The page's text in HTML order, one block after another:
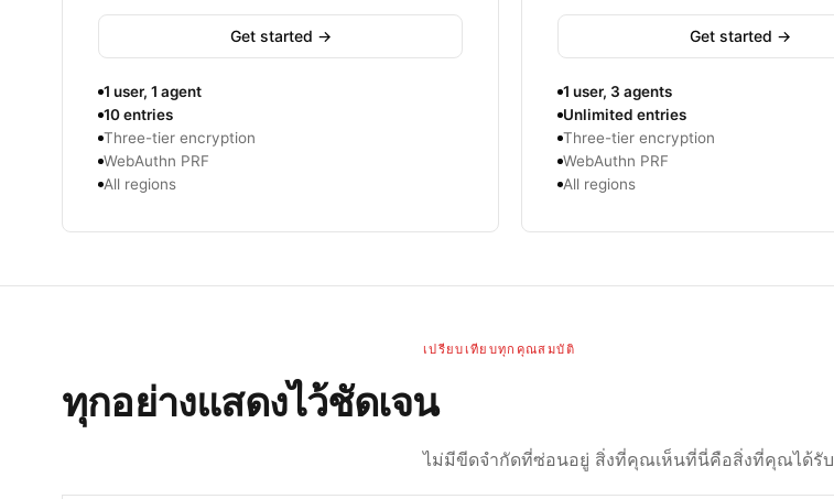
Get started →
1 user, 1 agent
10 entries
Three-tier encryption
WebAuthn PRF
All regions
Get started →
1 user, 3 agents
Unlimited entries
Three-tier encryption
WebAuthn PRF
All regions
เปรียบเทียบทุกคุณสมบัติ
ทุกอย่างแสดงไว้ชัดเจน
ไม่มีขีดจำกัดที่ซ่อนอยู่ สิ่งที่คุณเห็นที่นี่คือสิ่งที่คุณได้รับ